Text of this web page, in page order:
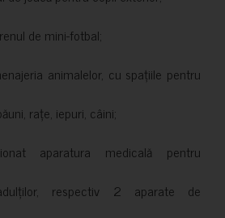
de mini-fotbal;
animalelor, cu spațiile pentru
rațe, iepuri, câini;
aparatura medicală pentru
respectiv 2 aparate de